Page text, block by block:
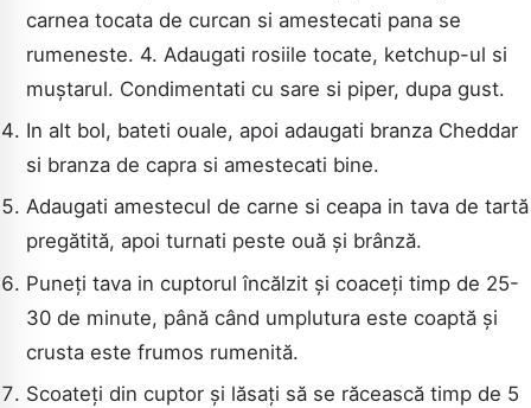
carnea tocata de curcan si amestecati pana se
rumeneste. 4. Adaugati rosiile tocate, ketchup-ul si
muștarul. Condimentati cu sare si piper, dupa gust.
In alt bol, bateti ouale, apoi adaugati branza Cheddar
si branza de capra si amestecati bine.
Adaugati amestecul de carne si ceapa in tava de tartă
pregătită, apoi turnati peste ouă și brânză.
Puneți tava in cuptorul încălzit și coaceți timp de 25-
30 de minute, până când umplutura este coaptă și
crusta este frumos rumenită.
Scoateți din cuptor și lăsați să se răcească timp de 5